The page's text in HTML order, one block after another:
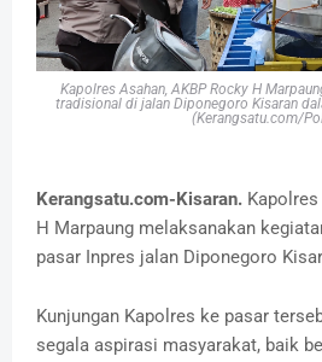
Kapolres Asahan, AKBP Rocky H
tradisional di jalan Diponegoro Kisaran
(Kerangsatu.com/
Kerangsatu.com-Kisaran.
H Marpaung melaksanakan
pasar Inpres jalan Diponegoro
Kunjungan Kapolres ke pasar
segala aspirasi masyarakat, baik